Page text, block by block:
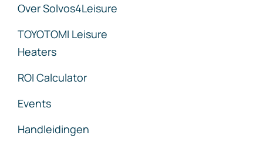
Over Solvos4Leisure
TOYOTOMI Leisure
Heaters
ROI Calculator
Events
Handleidingen